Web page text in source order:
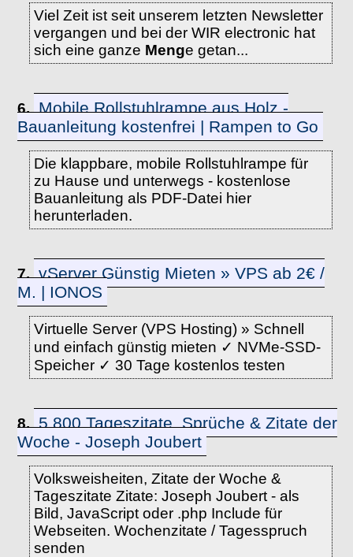
Viel Zeit ist seit unserem letzten Newsletter
vergangen und bei der WIR electronic hat
sich eine ganze Menge getan...
6. Mobile Rollstuhlrampe aus Holz -
Bauanleitung kostenfrei | Rampen to Go
Die klappbare, mobile Rollstuhlrampe für
zu Hause und unterwegs - kostenlose
Bauanleitung als PDF-Datei hier
herunterladen.
7. vServer Günstig Mieten » VPS ab 2€ /
M. | IONOS
Virtuelle Server (VPS Hosting) » Schnell
und einfach günstig mieten ✓ NVMe-SSD-
Speicher ✓ 30 Tage kostenlos testen
8. 5.800 Tageszitate, Sprüche & Zitate der
Woche - Joseph Joubert
Volksweisheiten, Zitate der Woche &
Tageszitate Zitate: Joseph Joubert - als
Bild, JavaScript oder .php Include für
Webseiten. Wochenzitate / Tagesspruch
senden